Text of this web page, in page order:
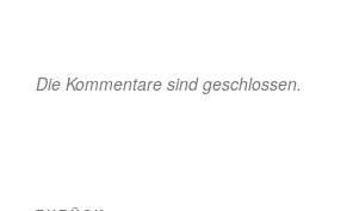
Die Kommentare sind geschlossen.
Beitragsnavigation